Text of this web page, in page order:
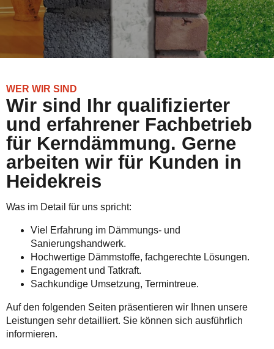
WER WIR SIND
Wir sind Ihr qualifizierter
und erfahrener Fachbetrieb
für Kerndämmung. Gerne
arbeiten wir für Kunden in
Heidekreis
Was im Detail für uns spricht:
Viel Erfahrung im Dämmungs- und
Sanierungshandwerk.
Hochwertige Dämmstoffe, fachgerechte Lösungen.
Engagement und Tatkraft.
Sachkundige Umsetzung, Termintreue.
Auf den folgenden Seiten präsentieren wir Ihnen unsere
Leistungen sehr detailliert. Sie können sich ausführlich
informieren.